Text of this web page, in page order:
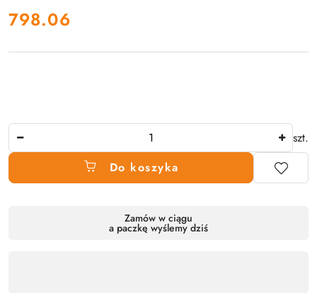
cena:
798.06
szt.
Do koszyka
Zamów w ciągu
a paczkę wyślemy dziś